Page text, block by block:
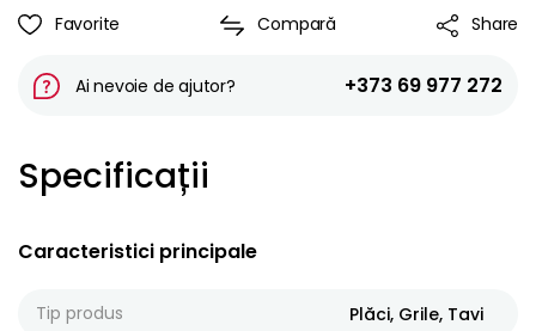
Favorite Compară Share
Ai nevoie de ajutor? +373 69 977 272
Specificații
Caracteristici principale
Tip produs Plăci, Grile, Tavi